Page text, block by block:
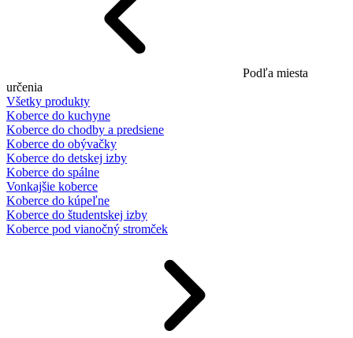
Podľa miesta
určenia
Všetky produkty
Koberce do kuchyne
Koberce do chodby a predsiene
Koberce do obývačky
Koberce do detskej izby
Koberce do spálne
Vonkajšie koberce
Koberce do kúpeľne
Koberce do študentskej izby
Koberce pod vianočný stromček